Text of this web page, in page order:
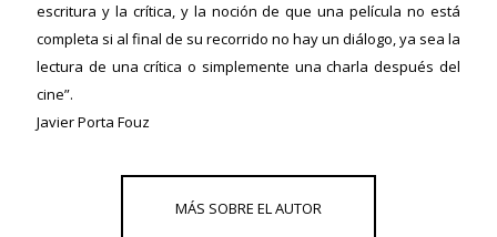
escritura y la crítica, y la noción de que una película no está
completa si al final de su recorrido no hay un diálogo, ya sea la
lectura de una crítica o simplemente una charla después del
cine”.
Javier Porta Fouz